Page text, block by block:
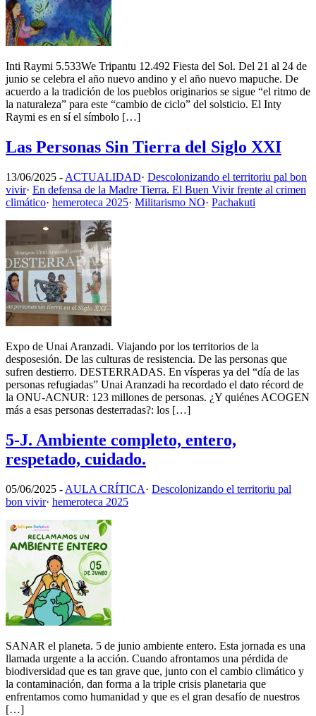
Inti Raymi 5.533We Tripantu 12.492 Fiesta del Sol. Del 21 al 24 de
junio se celebra el año nuevo andino y el año nuevo mapuche. De
acuerdo a la tradición de los pueblos originarios se sigue “el ritmo de
la naturaleza” para este “cambio de ciclo” del solsticio. El Inty
Raymi es en sí el símbolo […]
Las Personas Sin Tierra del Siglo XXI
13/06/2025 - ACTUALIDAD· Descolonizando el territoriu pal bon
vivir· En defensa de la Madre Tierra. El Buen Vivir frente al crimen
climático· hemeroteca 2025· Militarismo NO· Pachakuti
Expo de Unai Aranzadi. Viajando por los territorios de la
desposesión. De las culturas de resistencia. De las personas que
sufren destierro. DESTERRADAS. En vísperas ya del “día de las
personas refugiadas” Unai Aranzadi ha recordado el dato récord de
la ONU-ACNUR: 123 millones de personas. ¿Y quiénes ACOGEN
más a esas personas desterradas?: los […]
5-J. Ambiente completo, entero,
respetado, cuidado.
05/06/2025 - AULA CRÍTICA· Descolonizando el territoriu pal
bon vivir· hemeroteca 2025
SANAR el planeta. 5 de junio ambiente entero. Esta jornada es una
llamada urgente a la acción. Cuando afrontamos una pérdida de
biodiversidad que es tan grave que, junto con el cambio climático y
la contaminación, dan forma a la triple crisis planetaria que
enfrentamos como humanidad y que es el gran desafío de nuestros
[…]